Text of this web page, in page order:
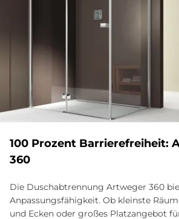
100 Pro­zent Bar­rie­re­frei­heit:
360
Die Duschabtrennung Artweger 360
Anpassungsfähigkeit. Ob kleinste
und Ecken oder großes Platzangebot